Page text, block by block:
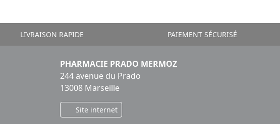
LIVRAISON RAPIDE PAIEMENT SÉCURISÉ
PHARMACIE PRADO MERMOZ
244 avenue du Prado
13008 Marseille
Site internet